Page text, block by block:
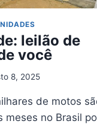
leilão de
você
8, 2025
de motos
meses no Brasil